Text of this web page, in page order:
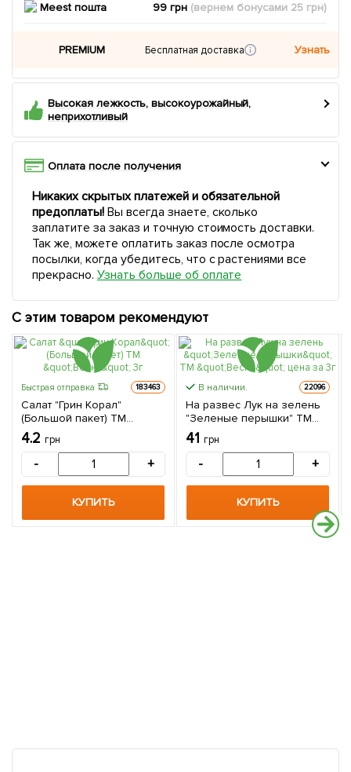
Meest пошта 99 грн (вернем бонусами 25 грн)
PREMIUM Бесплатная доставка Узнать
Высокая лежкость, высокоурожайный,
неприхотливый
Оплата после получения
Никаких скрытых платежей и обязательной
предоплаты!Вы всегда знаете, сколько
заплатите за заказ и точную стоимость доставки.
Так же, можете оплатить заказ после осмотра
посылки, когда убедитесь, что с растениями все
прекрасно. Узнать больше об оплате
С этим товаром рекомендуют
Быстрая отправка 183463
Салат "Грин Корал"
(Большой пакет) ТМ
"Весна" 3г
4.2 грн
- +
КУПИТЬ
В наличии. 22096
На развес Лук на зелень
"Зеленые перышки" ТМ
"Весна" цена за 3г
41 грн
- +
КУПИТЬ